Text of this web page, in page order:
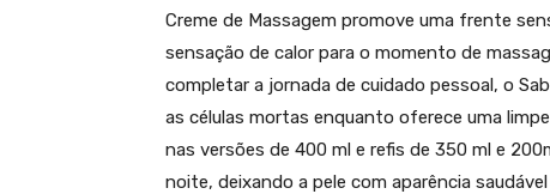
Creme de Massagem promove uma frente
sensação de calor para o momento de
completar a jornada de cuidado pessoal, o
as células mortas enquanto oferece uma
nas versões de 400 ml e refis de 350 ml e
noite, deixando a pele com aparência